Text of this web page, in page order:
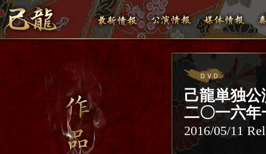
ＤＶＤ
己龍単独
二〇一六年
2016/05/11